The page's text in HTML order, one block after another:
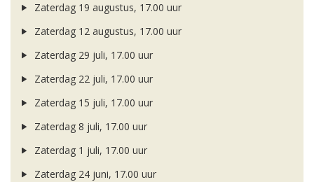
Zaterdag 19 augustus, 17.00 uur
Zaterdag 12 augustus, 17.00 uur
Zaterdag 29 juli, 17.00 uur
Zaterdag 22 juli, 17.00 uur
Zaterdag 15 juli, 17.00 uur
Zaterdag 8 juli, 17.00 uur
Zaterdag 1 juli, 17.00 uur
Zaterdag 24 juni, 17.00 uur